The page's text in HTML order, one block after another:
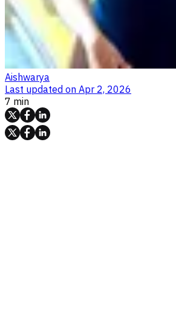
Aishwarya
Last updated on Apr 2, 2026
7 min